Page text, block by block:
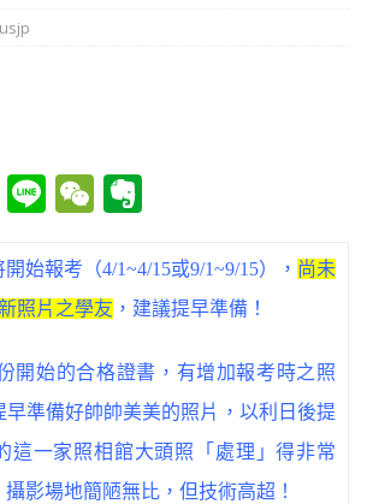
T Li
e
W
C
h
e
r
o
te
始報考（4/1~4/15或9/1~9/15）， 尚未
照片之學友 ，建議提早準備！
開始的合格證書，有增加報考時之照
早準備好帥帥美美的照片，以利日後提
這一家照相館大頭照「處理」得非常
影場地簡陋無比，但技術高超！